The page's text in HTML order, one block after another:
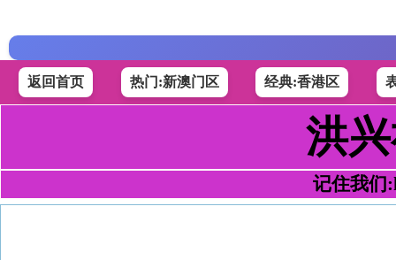
返回首页 热门:新澳门区 经典:香港区
洪
记住我们